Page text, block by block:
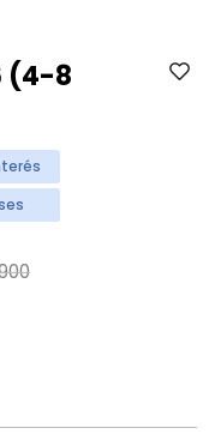
(4-8
reduced from
to